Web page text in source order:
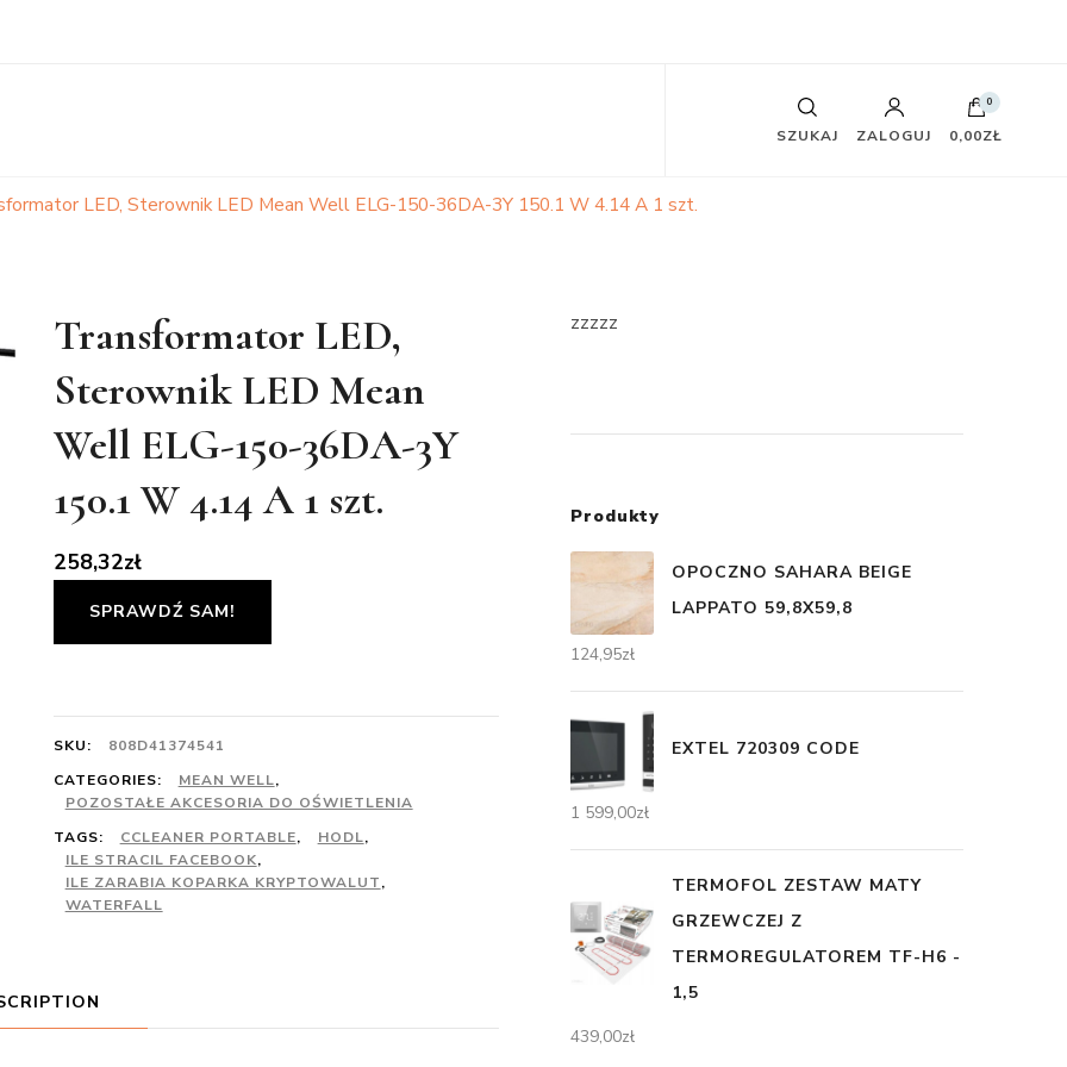
SZUKAJ ZALOGUJ
0
0,00ZŁ
LED, Sterownik LED Mean Well ELG-150-36DA-3Y 150.1 W 4.14 A 1 szt.
Transformator LED,
Sterownik LED Mean
Well ELG-150-36DA-3Y
150.1 W 4.14 A 1 szt.
258,32zł
SPRAWDŹ SAM!
SKU:
808D41374541
CATEGORIES:
MEAN WELL,
POZOSTAŁE AKCESORIA DO OŚWIETLENIA
TAGS:
CCLEANER PORTABLE, HODL,
ILE STRACIL FACEBOOK,
ILE ZARABIA KOPARKA KRYPTOWALUT,
WATERFALL
zzzzz
Produkty
OPOCZNO SAHARA BEIGE
LAPPATO 59,8X59,8
124,95zł
EXTEL 720309 CODE
1 599,00zł
TERMOFOL ZESTAW MATY
GRZEWCZEJ Z
TERMOREGULATOREM TF-H6 -
1,5
439,00zł